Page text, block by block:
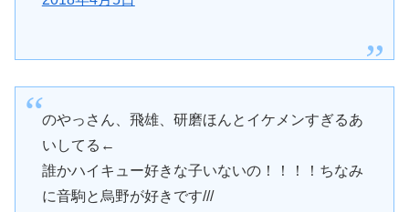
のやっさん、飛雄、研磨ほんとイケメンすぎるあ
いしてる←
誰かハイキュー好きな子いないの！！！！ちなみ
に音駒と烏野が好きです///